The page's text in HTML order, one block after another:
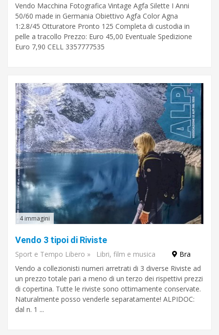
Vendo Macchina Fotografica Vintage Agfa Silette I Anni
50/60 made in Germania Obiettivo Agfa Color Agna
1:2.8/45 Otturatore Pronto 125 Completa di custodia in
pelle a tracollo Prezzo: Euro 45,00 Eventuale Spedizione
Euro 7,90 CELL 3357777535
4 immagini
Vendo 3 tipoi di Riviste
Sport e Tempo Libero » Libri, film e musica
Bra
Vendo a collezionisti numeri arretrati di 3 diverse Riviste ad
un prezzo totale pari a meno di un terzo dei rispettivi prezzi
di copertina. Tutte le riviste sono ottimamente conservate.
Naturalmente posso venderle separatamente! ALPIDOC:
dal n. 1 ...